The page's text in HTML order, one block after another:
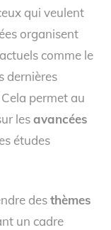
qui veulent
organisent
comme le
dernières
permet au
lesavancées
études
desthèmes
un cadre